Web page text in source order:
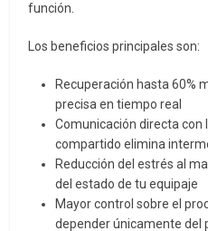
función.
Los beneficios principales son:
Recuperación hasta 60%
precisa en tiempo real
Comunicación directa con
compartido elimina
Reducción del estrés al
del estado de tu equipaje
Mayor control sobre el
depender únicamente del